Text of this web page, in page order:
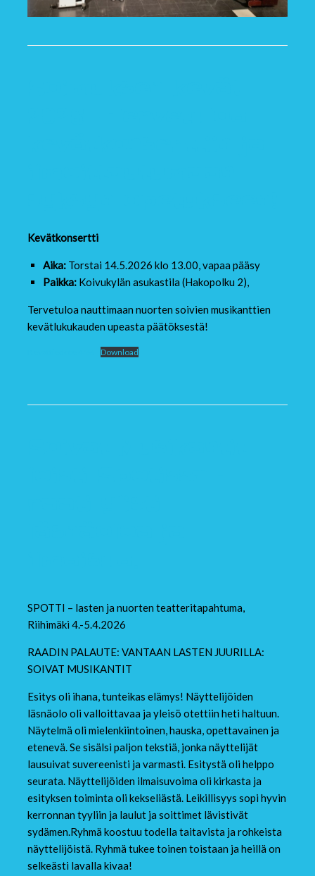
Kevätkonsertti
Aika: Torstai 14.5.2026 klo 13.00, vapaa pääsy
Paikka: Koivukylän asukastila (Hakopolku 2),
Tervetuloa nauttimaan nuorten soivien musikanttien
kevätlukukauden upeasta päätöksestä!
Download
SPOTTI – lasten ja nuorten teatteritapahtuma,
Riihimäki 4.-5.4.2026
RAADIN PALAUTE: VANTAAN LASTEN JUURILLA:
SOIVAT MUSIKANTIT
Esitys oli ihana, tunteikas elämys! Näyttelijöiden
läsnäolo oli valloittavaa ja yleisö otettiin heti haltuun.
Näytelmä oli mielenkiintoinen, hauska, opettavainen ja
etenevä. Se sisälsi paljon tekstiä, jonka näyttelijät
lausuivat suvereenisti ja varmasti. Esitystä oli helppo
seurata. Näyttelijöiden ilmaisuvoima oli kirkasta ja
esityksen toiminta oli kekseliästä. Leikillisyys sopi hyvin
kerronnan tyyliin ja laulut ja soittimet lävistivät
sydämen.Ryhmä koostuu todella taitavista ja rohkeista
näyttelijöistä. Ryhmä tukee toinen toistaan ja heillä on
selkeästi lavalla kivaa!